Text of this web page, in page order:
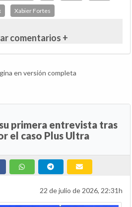
Xabier Fortes
comentarios +
en versión completa
primera entrevista tras
el caso Plus Ultra
22 de julio de 2026, 22:31h